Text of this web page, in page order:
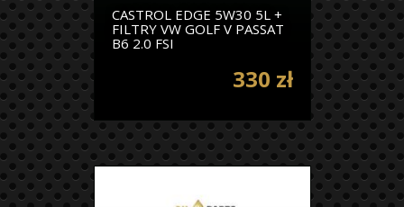
CASTROL EDGE 5W30 5L +
FILTRY VW GOLF V PASSAT
B6 2.0 FSI
330 zł